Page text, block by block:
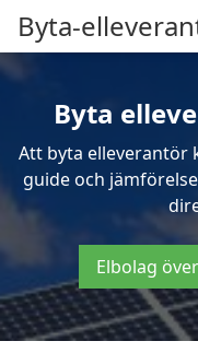
Byta-
Byta
Att byta elleverantör
guide och
Elbolag